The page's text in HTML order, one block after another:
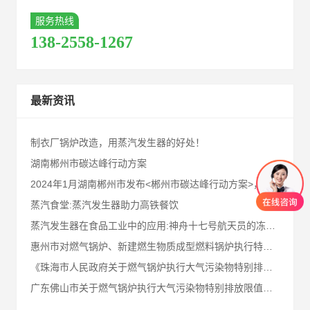
服务热线
138-2558-1267
最新资讯
制衣厂锅炉改造，用蒸汽发生器的好处！
湖南郴州市碳达峰行动方案
2024年1月湖南郴州市发布<郴州市碳达峰行动方案>，请业内同仁及郴州客户知悉！
蒸汽食堂:蒸汽发生器助力高铁餐饮
蒸汽发生器在食品工业中的应用:神舟十七号航天员的冻干食品!
惠州市对燃气锅炉、新建燃生物质成型燃料锅炉执行特别排放限值
《珠海市人民政府关于燃气锅炉执行大气污染物特别排放限值的通告》十问十答